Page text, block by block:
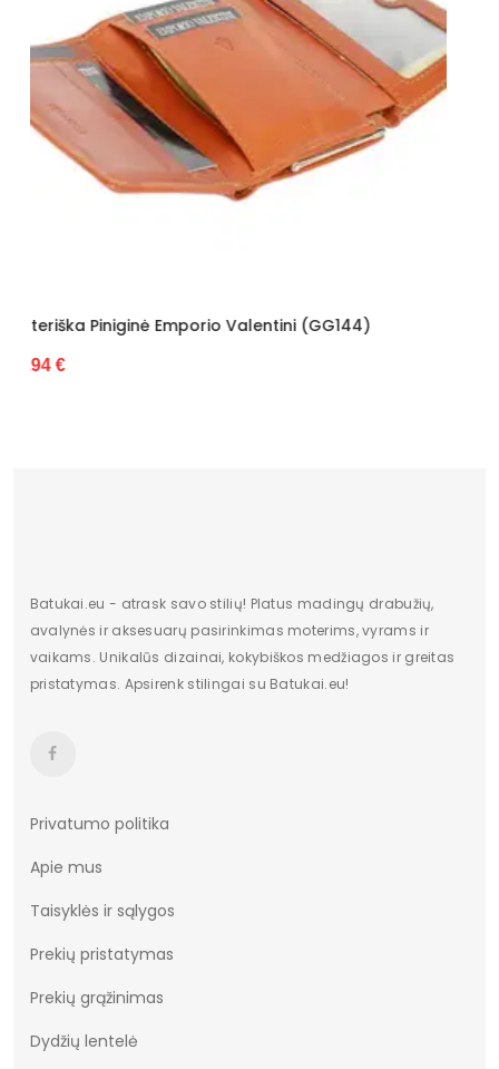
Moteriška Piniginė Z.Ricardo (GG7697)
Batukai.eu - atrask savo stilių! Platus madingų drabužių,
avalynės ir aksesuarų pasirinkimas moterims, vyrams ir
vaikams. Unikalūs dizainai, kokybiškos medžiagos ir greitas
pristatymas. Apsirenk stilingai su Batukai.eu!
Privatumo politika
Apie mus
Taisyklės ir sąlygos
Prekių pristatymas
Prekių grąžinimas
Dydžių lentelė